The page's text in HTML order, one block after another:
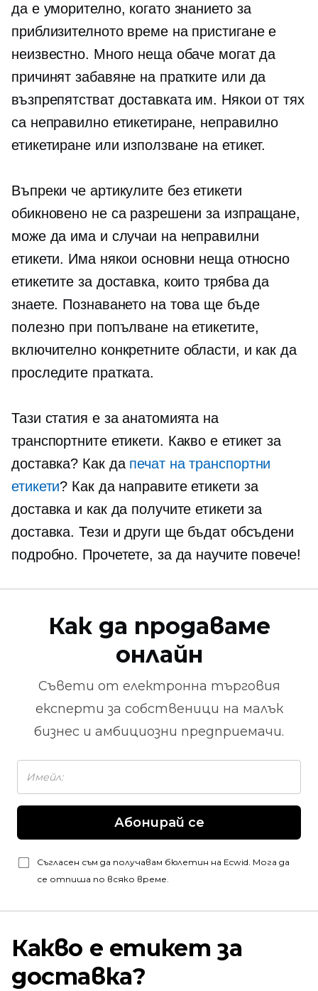
да е уморително, когато знанието за
приблизителното време на пристигане е
неизвестно. Много неща обаче могат да
причинят забавяне на пратките или да
възпрепятстват доставката им. Някои от тях
са неправилно етикетиране, неправилно
етикетиране или използване на етикет.
Въпреки че артикулите без етикети
обикновено не са разрешени за изпращане,
може да има и случаи на неправилни
етикети. Има някои основни неща относно
етикетите за доставка, които трябва да
знаете. Познаването на това ще бъде
полезно при попълване на етикетите,
включително конкретните области, и как да
проследите пратката.
Тази статия е за анатомията на
транспортните етикети. Какво е етикет за
доставка? Как да печат на транспортни
етикети? Как да направите етикети за
доставка и как да получите етикети за
доставка. Тези и други ще бъдат обсъдени
подробно. Прочетете, за да научите повече!
Как да продаваме
онлайн
Съвети от електронна търговия
експерти за собственици на малък
бизнес и амбициозни предприемачи.
Абонирай се
Съгласен съм да получавам бюлетин на Ecwid. Мога да
се отпиша по всяко време.
Какво е етикет за
доставка?